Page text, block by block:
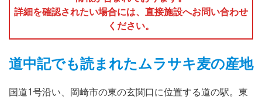
詳細を確認されたい場合には、直接施設へお問い合わせ
ください。
道中記でも読まれたムラサキ麦の産地
国道1号沿い、岡崎市の東の玄関口に位置する道の駅。東